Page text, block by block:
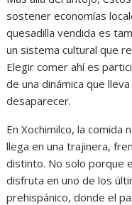
sostener economías
quesadilla vendida es
un sistema cultural que
Elegir comer ahí es
de una dinámica que
desaparecer.
En Xochimilco, la comida
llega en una trajinera,
distinto. No solo porque
disfruta en uno de los
prehispánico, donde el